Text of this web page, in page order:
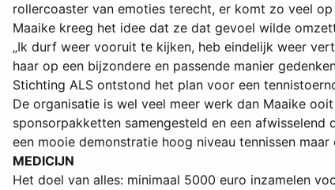
rollercoaster van emoties terecht, er komt zo veel
Maaike kreeg het idee dat ze dat gevoel wilde
„Ik durf weer vooruit te kijken, heb eindelijk weer
haar op een bijzondere en passende manier
Stichting ALS ontstond het plan voor een
De organisatie is wel veel meer werk dan Maaike
sponsorpakketten samengesteld en een
een mooie demonstratie hoog niveau tennissen
MEDICIJN
Het doel van alles: minimaal 5000 euro inzamelen